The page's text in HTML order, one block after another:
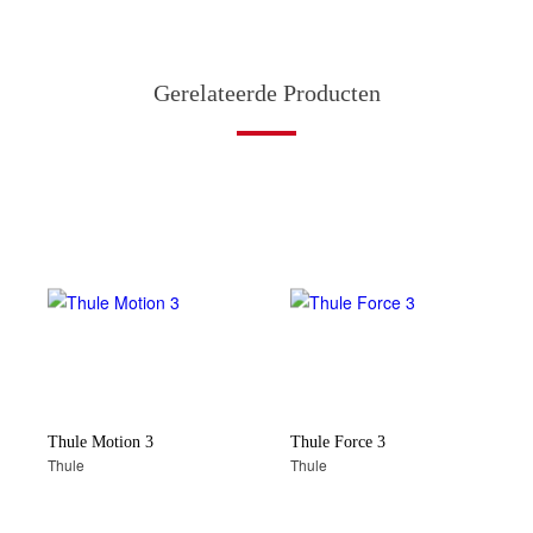
Gerelateerde Producten
Thule Motion 3
Thule
Thule Force 3
Thule